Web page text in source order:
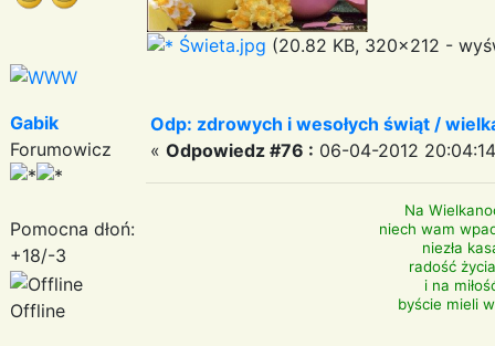
Świeta.jpg (20.82 KB, 320x212 -
Gabik
Forumowicz
Pomocna dłoń:
+18/-3
Offline
Odp: zdrowych i wesołych świąt /
« Odpowiedz #76 : 06-04-2012
Na
niech wam
niezła
radość
i na
byście mieli